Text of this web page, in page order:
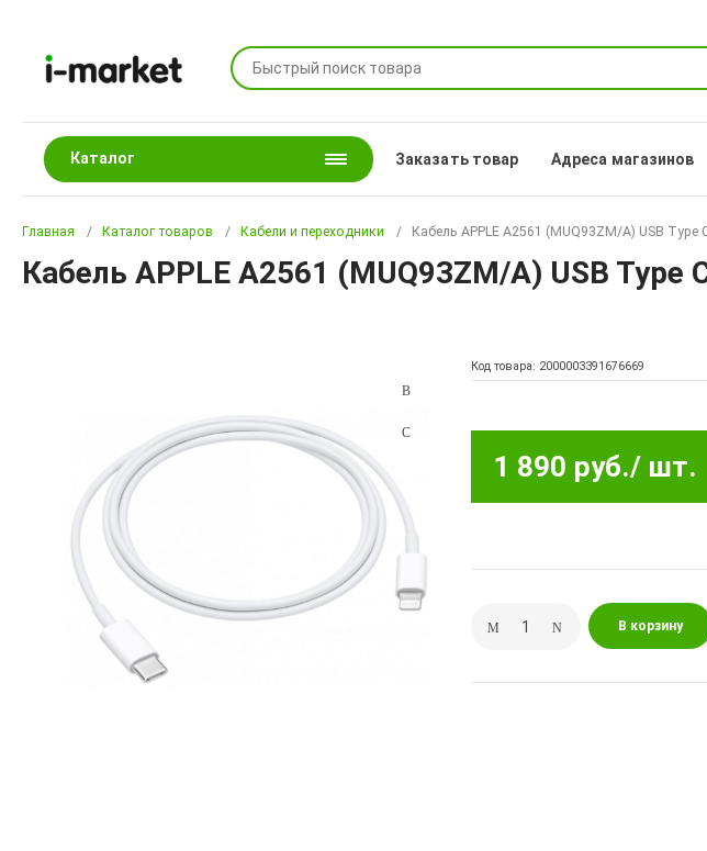
Каталог Заказать товар Адреса магазинов
Главная Каталог товаров Кабели и переходники Кабель APPLE A2561 (MUQ93ZM/A) USB
Кабель APPLE A2561 (MUQ93ZM/A) USB
Код товара: 2000003391676669
1 890 руб./ шт.
В корзину